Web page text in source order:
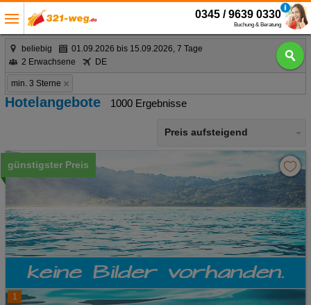
0345 / 9639 0330
Buchung & Beratung
beliebig
01.09.2026 bis 15.09.2026, 7 Tage
2 Erwachsene
DE
min. 3 Sterne
Hotelangebote 1000 Ergebnisse
Preis aufsteigend
1
günstigster Preis